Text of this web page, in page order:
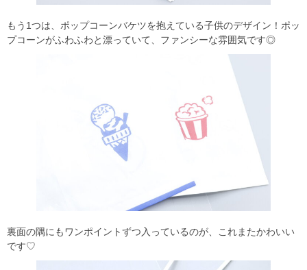
もう1つは、ポップコーンバケツを抱えている子供のデザイン！ポッ
プコーンがふわふわと漂っていて、ファンシーな雰囲気です◎
裏面の隅にもワンポイントずつ入っているのが、これまたかわいい
です♡